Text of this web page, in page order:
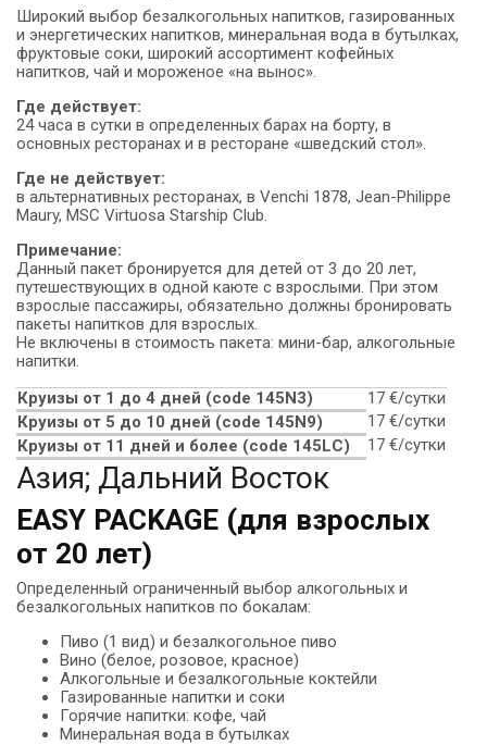
Широкий выбор безалкогольных напитков, газированных
и энергетических напитков, минеральная вода в бутылках,
фруктовые соки, широкий ассортимент кофейных
напитков, чай и мороженое «на вынос».
Где действует:
24 часа в сутки в определенных барах на борту, в
основных ресторанах и в ресторане «шведский стол».
Где не действует:
в альтернативных ресторанах, в Venchi 1878, Jean-Philippe
Maury, MSC Virtuosa Starship Club.
Примечание:
Данный пакет бронируется для детей от 3 до 20 лет,
путешествующих в одной каюте с взрослыми. При этом
взрослые пассажиры, обязательно должны бронировать
пакеты напитков для взрослых.
Не включены в стоимость пакета: мини-бар, алкогольные
напитки.
Круизы от 1 до 4 дней (code 145N3)
17 €/сутки
Круизы от 5 до 10 дней (сode 145N9)
17 €/сутки
Круизы от 11 дней и более (code 145LC)
17 €/сутки
Азия; Дальний Восток
EASY PACKAGE (для взрослых
от 20 лет)
Определенный ограниченный выбор алкогольных и
безалкогольных напитков по бокалам:
Пиво (1 вид) и безалкогольное пиво
Вино (белое, розовое, красное)
Алкогольные и безалкогольные коктейли
Газированные напитки и соки
Горячие напитки: кофе, чай
Минеральная вода в бутылках